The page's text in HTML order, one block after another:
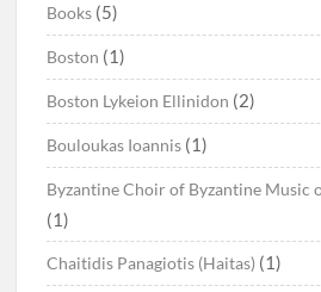
Books (5)
Boston (1)
Boston Lykeion Ellinidon (2)
Bouloukas Ioannis (1)
Byzantine Choir of Byzantine Music
(1)
Chaitidis Panagiotis (Haitas) (1)